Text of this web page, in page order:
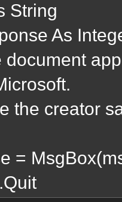
String
As
document
the creator
=